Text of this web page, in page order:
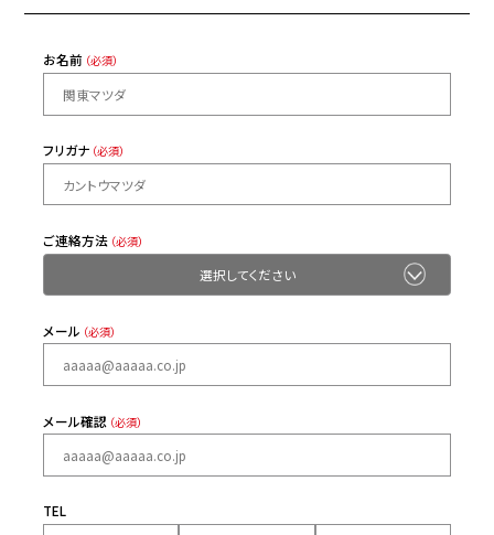
お名前 （必須）
フリガナ （必須）
ご連絡方法 （必須）
メール （必須）
メール確認 （必須）
TEL